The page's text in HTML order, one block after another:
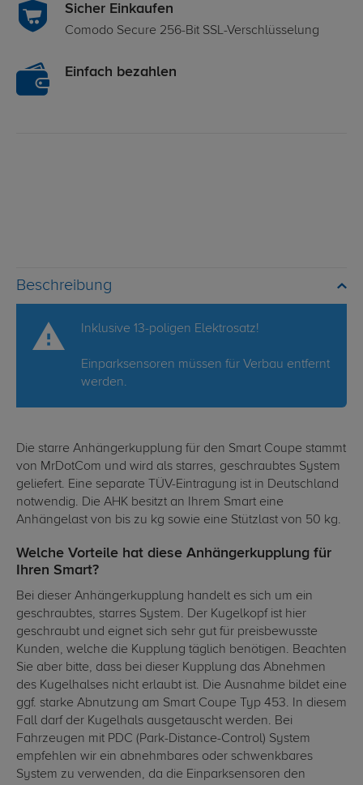
Sicher Einkaufen
Comodo Secure 256-Bit SSL-Verschlüsselung
Einfach bezahlen
Beschreibung
Inklusive 13-poligen Elektrosatz!
Einparksensoren müssen für Verbau entfernt
werden.
Die starre Anhängerkupplung für den Smart Coupe stammt
von MrDotCom und wird als starres, geschraubtes System
geliefert. Eine separate TÜV-Eintragung ist in Deutschland
notwendig. Die AHK besitzt an Ihrem Smart eine
Anhängelast von bis zu kg sowie eine Stützlast von 50 kg.
Welche Vorteile hat diese Anhängerkupplung für
Ihren Smart?
Bei dieser Anhängerkupplung handelt es sich um ein
geschraubtes, starres System. Der Kugelkopf ist hier
geschraubt und eignet sich sehr gut für preisbewusste
Kunden, welche die Kupplung täglich benötigen. Beachten
Sie aber bitte, dass bei dieser Kupplung das Abnehmen
des Kugelhalses nicht erlaubt ist. Die Ausnahme bildet eine
ggf. starke Abnutzung am Smart Coupe Typ 453. In diesem
Fall darf der Kugelhals ausgetauscht werden. Bei
Fahrzeugen mit PDC (Park-Distance-Control) System
empfehlen wir ein abnehmbares oder schwenkbares
System zu verwenden, da die Einparksensoren den